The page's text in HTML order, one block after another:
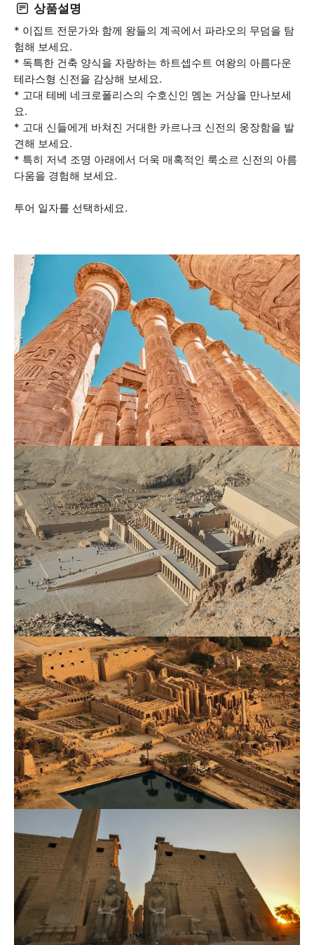
상품설명
* 이집트 전문가와 함께 왕들의 계곡에서 파라오의 무덤을 탐
험해 보세요.
* 독특한 건축 양식을 자랑하는 하트셉수트 여왕의 아름다운
테라스형 신전을 감상해 보세요.
* 고대 테베 네크로폴리스의 수호신인 멤논 거상을 만나보세
요.
* 고대 신들에게 바쳐진 거대한 카르나크 신전의 웅장함을 발
견해 보세요.
* 특히 저녁 조명 아래에서 더욱 매혹적인 룩소르 신전의 아름
다움을 경험해 보세요.
투어 일자를 선택하세요.